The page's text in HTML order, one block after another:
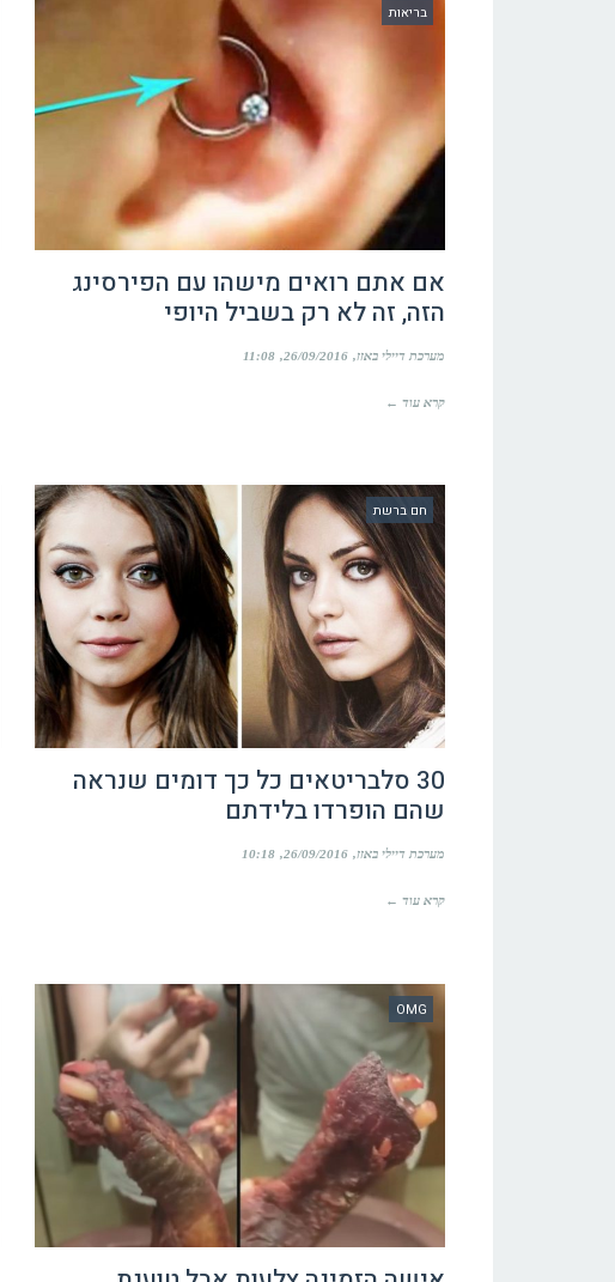
בריאות
אם אתם רואים מישהו עם הפירסינג
הזה, זה לא רק בשביל היופי
מערכת דיילי באזז 26/09/2016
11:08
קרא עוד ←
חם ברשת
30 סלבריטאים כל כך דומים שנראה
שהם הופרדו בלידתם
מערכת דיילי באזז 26/09/2016
10:18
קרא עוד ←
OMG